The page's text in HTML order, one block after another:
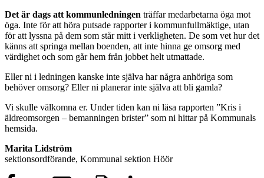
Det är dags att kommunledningen träffar medarbetarna öga mot
öga. Inte för att höra putsade rapporter i kommunfullmäktige, utan
för att lyssna på dem som står mitt i verkligheten. De som vet hur det
känns att springa mellan boenden, att inte hinna ge omsorg med
värdighet och som går hem från jobbet helt utmattade.
Eller ni i ledningen kanske inte själva har några anhöriga som
behöver omsorg? Eller ni planerar inte själva att bli gamla?
Vi skulle välkomna er. Under tiden kan ni läsa rapporten ”Kris i
äldreomsorgen – bemanningen brister” som ni hittar på Kommunals
hemsida.
Marita Lidström
sektionsordförande, Kommunal sektion Höör